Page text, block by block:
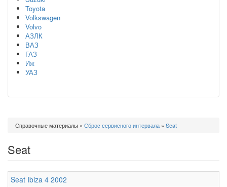
Toyota
Volkswagen
Volvo
АЗЛК
ВАЗ
ГАЗ
Иж
УАЗ
Вы
Справочные материалы » Сброс сервисного интервала » Seat
Seat
Seat Ibiza 4 2002